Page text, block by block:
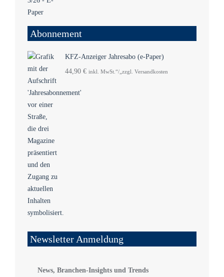
Abonnement
KFZ-Anzeiger Jahresabo (e-Paper)
44,90 € inkl. MwSt.“/„zzgl. Versandkosten
Newsletter Anmeldung
News, Branchen-Insights und Trends